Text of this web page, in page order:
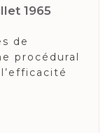
1965
de
procédural